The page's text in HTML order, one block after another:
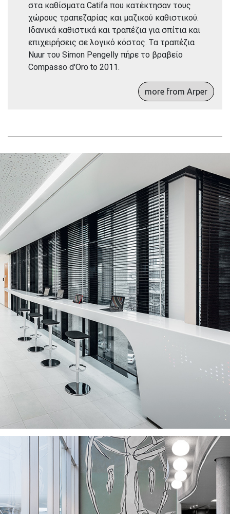
στα καθίσματα Catifa που κατέκτησαν τους
χώρους τραπεζαρίας και μαζικού καθιστικού.
Ιδανικά καθιστικά και τραπέζια για σπίτια και
επιχειρήσεις σε λογικό κόστος. Tα τραπέζια
Nuur του Simon Pengelly πήρε το βραβείο
Compasso d'Oro to 2011.
more from Arper